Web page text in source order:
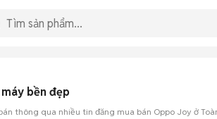
bền đẹp
thông qua nhiều tin đăng mua bán Oppo Joy ở